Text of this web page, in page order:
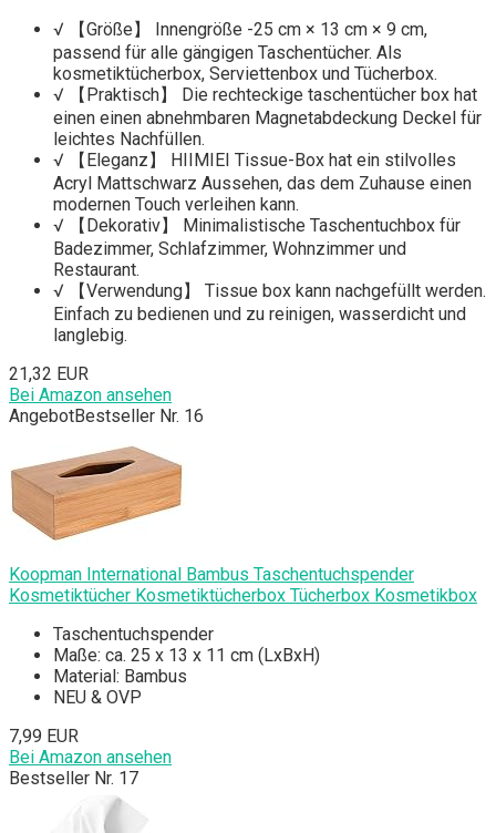
√ 【Größe】 Innengröße -25 cm × 13 cm × 9 cm,
passend für alle gängigen Taschentücher. Als
kosmetiktücherbox, Serviettenbox und Tücherbox.
√ 【Praktisch】 Die rechteckige taschentücher box hat
einen einen abnehmbaren Magnetabdeckung Deckel für
leichtes Nachfüllen.
√ 【Eleganz】 HIIMIEI Tissue-Box hat ein stilvolles
Acryl Mattschwarz Aussehen, das dem Zuhause einen
modernen Touch verleihen kann.
√ 【Dekorativ】 Minimalistische Taschentuchbox für
Badezimmer, Schlafzimmer, Wohnzimmer und
Restaurant.
√ 【Verwendung】 Tissue box kann nachgefüllt werden.
Einfach zu bedienen und zu reinigen, wasserdicht und
langlebig.
21,32 EUR
Bei Amazon ansehen
AngebotBestseller Nr. 16
Koopman International Bambus Taschentuchspender
Kosmetiktücher Kosmetiktücherbox Tücherbox Kosmetikbox
Taschentuchspender
Maße: ca. 25 x 13 x 11 cm (LxBxH)
Material: Bambus
NEU & OVP
7,99 EUR
Bei Amazon ansehen
Bestseller Nr. 17